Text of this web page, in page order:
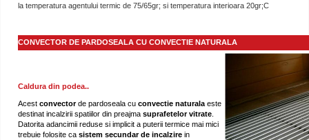
la temperatura agentului termic de 75/65gr; si temperatura interioara 20gr;C
CONVECTOR DE PARDOSEALA CU CONVECTIE NATURALA
Caldura din podea..
Acest convectorde pardoseala cu convectie naturala este
destinat incalzirii spatiilor din preajma suprafetelor vitrate
Datorita adancimii reduse si implicit a puterii termice mai mici
trebuie folosite ca sistem secundar de incalzire in